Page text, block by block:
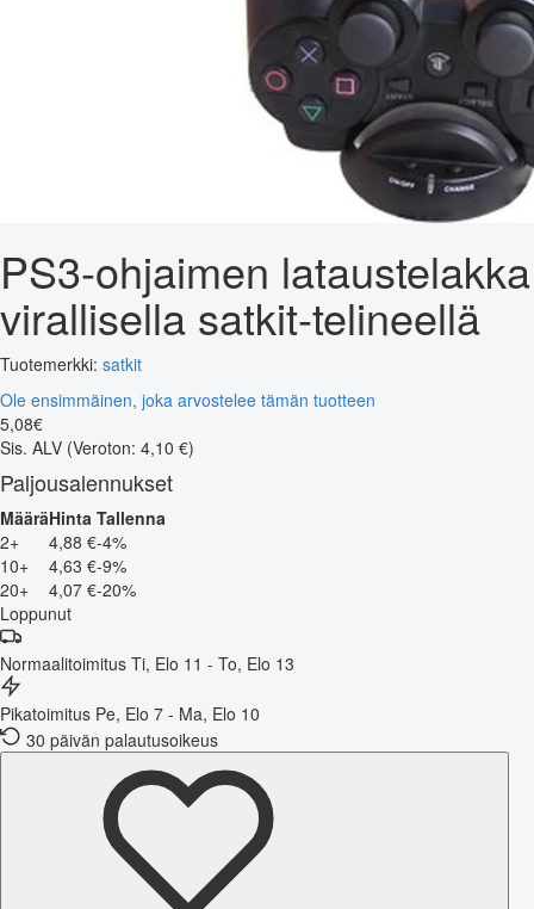
PS3-ohjaimen lataustelakka
virallisella satkit-telineellä
Tuotemerkki: satkit
Ole ensimmäinen, joka arvostelee tämän tuotteen
5,08€
Sis. ALV (Veroton: 4,10 €)
Paljousalennukset
MääräHinta Tallenna
2+
4,88 €-4%
10+
4,63 €-9%
20+
4,07 €-20%
Loppunut
Normaalitoimitus Ti, Elo 11 - To, Elo 13
Pikatoimitus Pe, Elo 7 - Ma, Elo 10
30 päivän palautusoikeus